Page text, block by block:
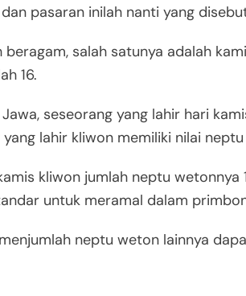
pasaran inilah nanti yang
salah satunya adalah
16.
seseorang yang lahir hari
lahir kliwon memiliki nilai
kliwon jumlah neptu wetonnya
untuk meramal dalam
neptu weton lainnya